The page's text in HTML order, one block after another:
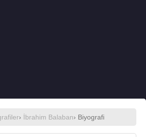
› İbrahim Balaban› Biyografi